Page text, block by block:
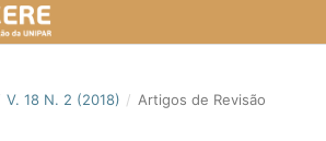
V. 18 N. 2 (2018) / Artigos de Revisão